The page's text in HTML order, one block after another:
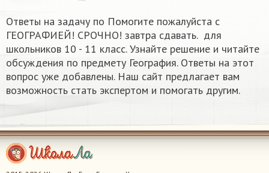
Ответы на задачу по Помогите пожалуйста с
ГЕОГРАФИЕЙ! СРОЧНО! завтра сдавать. ​ для
школьников 10 - 11 класс. Узнайте решение и читайте
обсуждения по предмету География. Ответы на этот
вопрос уже добавлены. Наш сайт предлагает вам
возможность стать экспертом и помогать другим.